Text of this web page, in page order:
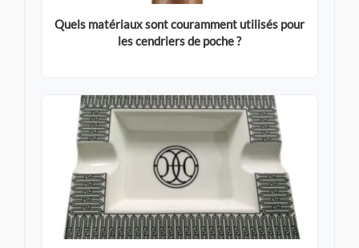
Quels matériaux sont couramment utilisés pour
les cendriers de poche ?